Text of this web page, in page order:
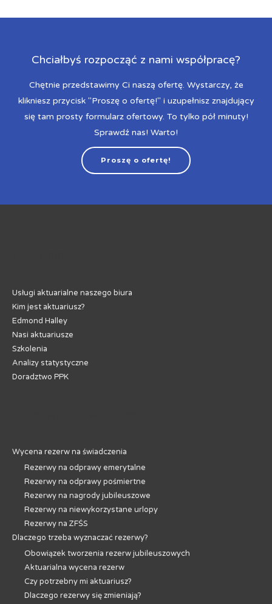
Chciałbyś rozpocząć z nami współpracę?
Chętnie przedstawimy Ci naszą ofertę. Wystarczy, że
klikniesz przycisk "Proszę o ofertę!" i uzupełnisz znajdujący
się tam prosty formularz ofertowy. To tylko pół minuty!
Sprawdź nas! Warto!
Proszę o ofertę!
Usługi aktuarialne naszego biura
Kim jest aktuariusz?
Edmond Halley
Nasi aktuariusze
Szkolenia
Analizy statystyczne
Doradztwo PPK
Wycena rezerw na świadczenia
Rezerwy na odprawy emerytalne
Rezerwy na odprawy pośmiertne
Rezerwy na nagrody jubileuszowe
Rezerwy na niewykorzystane urlopy
Rezerwy na ZFŚS
Dlaczego trzeba wyznaczać rezerwy?
Obowiązek tworzenia rezerw jubileuszowych
Aktuarialna wycena rezerw
Czy potrzebny mi aktuariusz?
Dlaczego rezerwy się zmieniają?